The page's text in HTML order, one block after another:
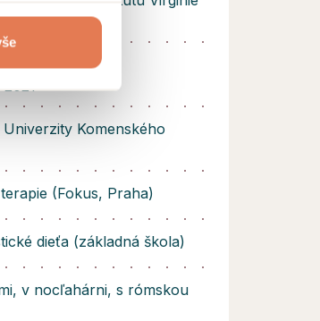
inštitút pro
Komenského
(Fokus, Praha)
dieťa (základná škola)
v nocľahárni, s rómskou